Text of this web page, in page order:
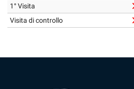
1° Visita
Visita di controllo